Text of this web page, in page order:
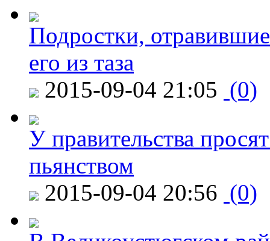
Подростки,
его из таза
2015-09-04 21:05 (0)
У правительства
пьянством
2015-09-04 20:56 (0)